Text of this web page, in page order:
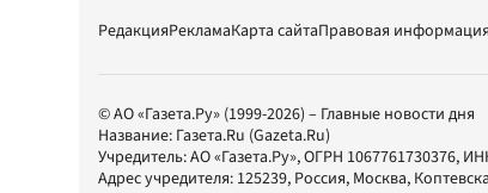
РедакцияРекламаКарта сайтаПравовая информация
© АО «Газета.Ру» (1999-2026) – Главные новости дня
Название: Газета.Ru (Gazeta.Ru)
Учредитель:АО «Газета.Ру», ОГРН 1067761730376,
Адрес учредителя: 125239, Россия, Москва,